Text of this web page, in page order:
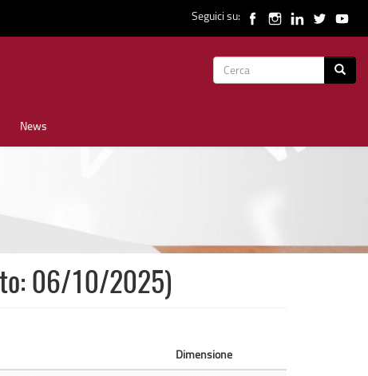
Seguici su:
Form
News
06/10/2025)
Dimensione